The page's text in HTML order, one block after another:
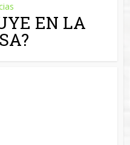
EN LA